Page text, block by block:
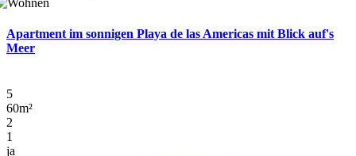
Apartment im sonnigen Playa de las Americas mit Blick auf's
Meer
5
60m²
2
1
ja